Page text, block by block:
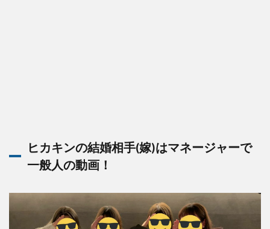
ヒカキンの結婚相手(嫁)はマネージャーで
一般人の動画！